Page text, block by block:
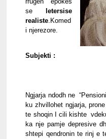
se
letersise
realiste.Komed
i njerezore.
Subjekti :
Ngjarja ndodh ne
ku zhvillohet ngjarja,
te shoqin I cili kishte
ka nje pamje depresive
shtepi qendronin te rinj e